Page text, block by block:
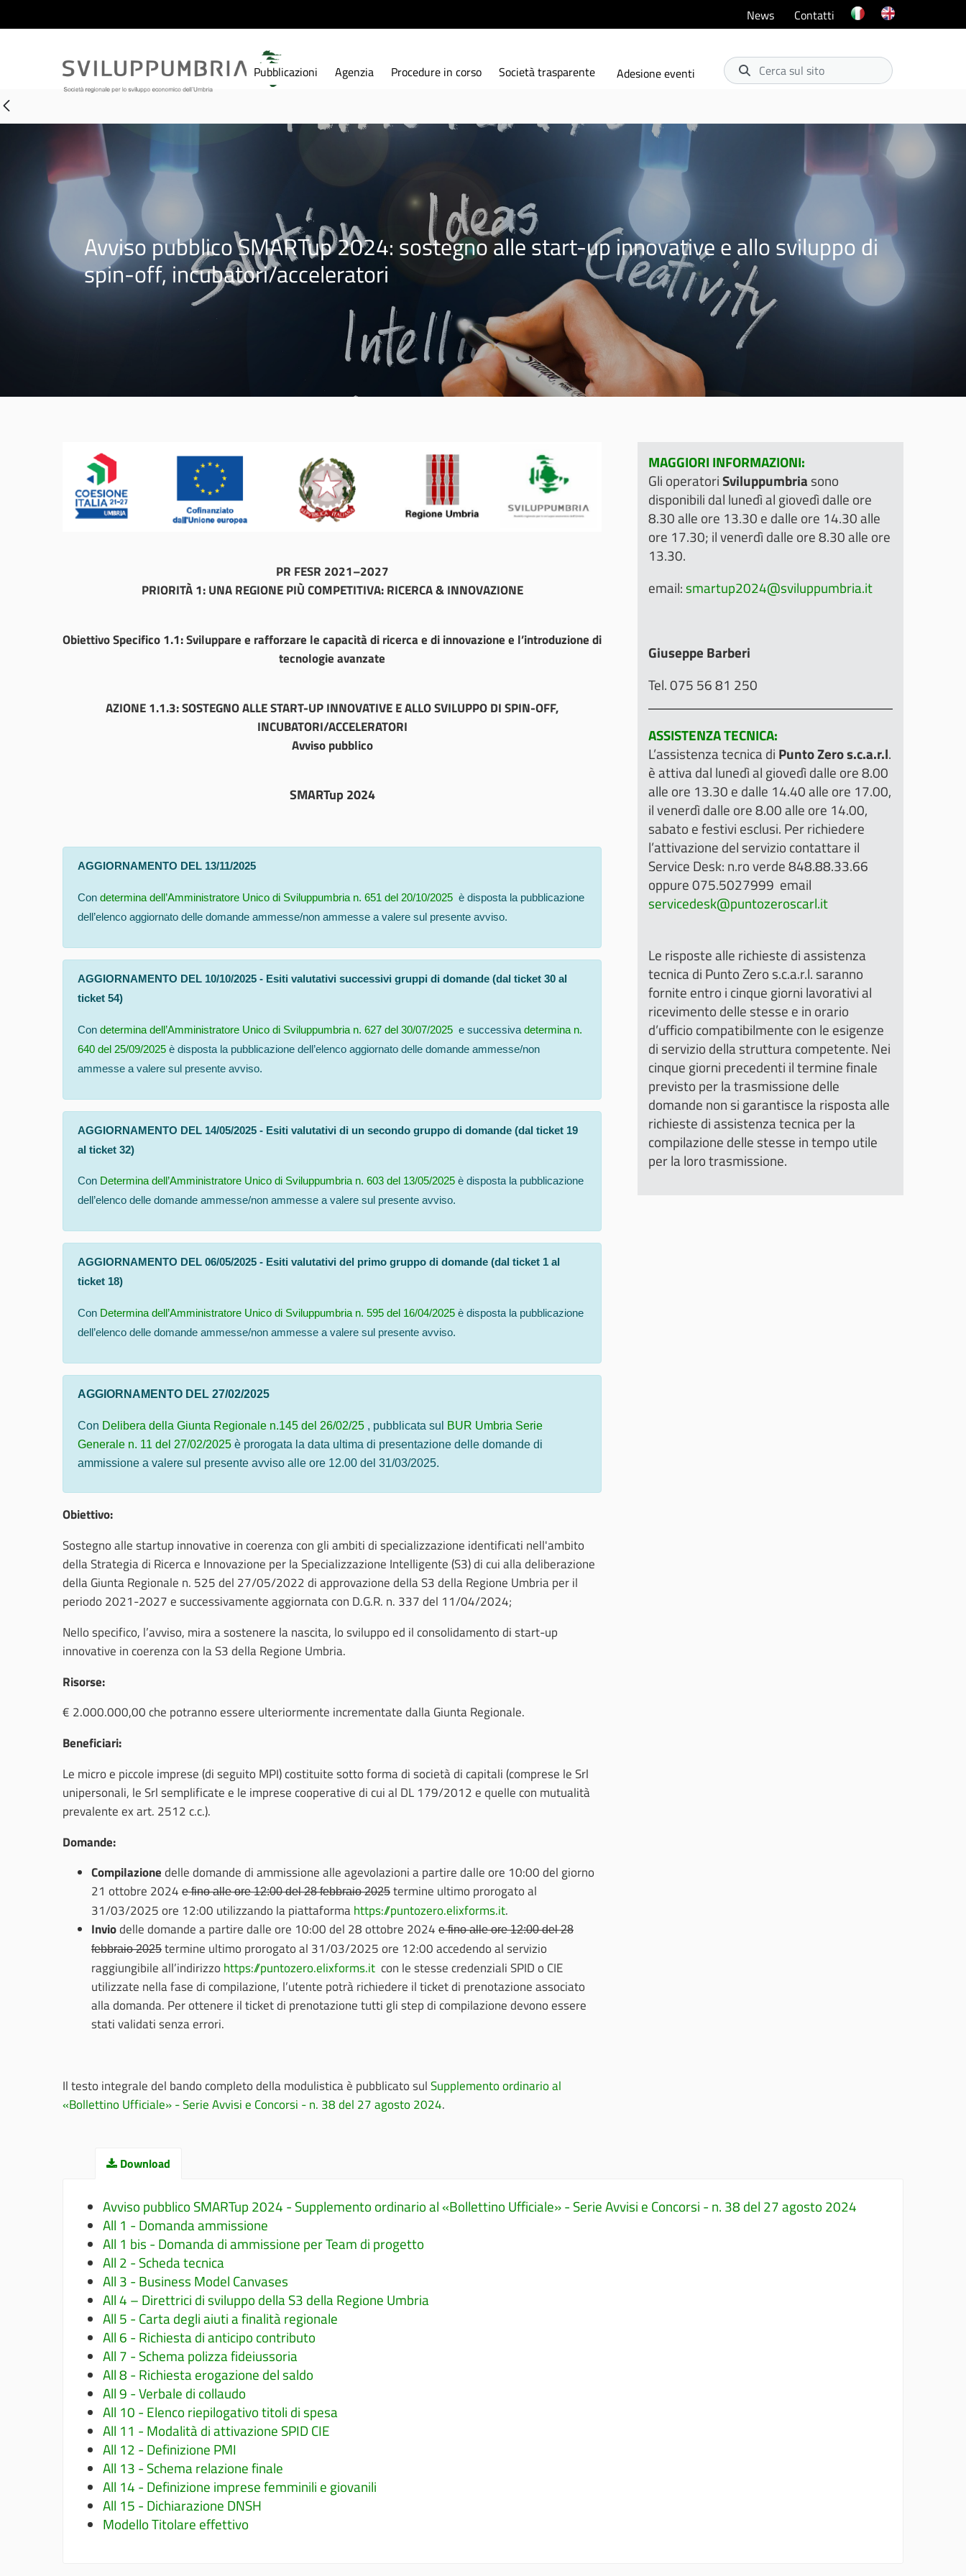
News Contatti
Cerca sul sito
Adesione eventi
Pubblicazioni Agenzia Procedure in corso Società trasparente
Avviso pubblico SMARTup 2024: sostegno alle start-up innovative e allo sviluppo di
spin-off, incubatori/acceleratori
PR FESR 2021–2027
PRIORITÀ 1: UNA REGIONE PIÙ COMPETITIVA: RICERCA & INNOVAZIONE
Obiettivo Specifico 1.1: Sviluppare e rafforzare le capacità di ricerca e di innovazione e l’introduzione di
tecnologie avanzate
AZIONE 1.1.3: SOSTEGNO ALLE START-UP INNOVATIVE E ALLO SVILUPPO DI SPIN-OFF,
INCUBATORI/ACCELERATORI
Avviso pubblico
SMARTup 2024
AGGIORNAMENTO DEL 13/11/2025
Con determina dell’Amministratore Unico di Sviluppumbria n. 651 del 20/10/2025 è disposta la pubblicazione
dell’elenco aggiornato delle domande ammesse/non ammesse a valere sul presente avviso.
AGGIORNAMENTO DEL 10/10/2025 - Esiti valutativi successivi gruppi di domande (dal ticket 30 al
ticket 54)
Con determina dell’Amministratore Unico di Sviluppumbria n. 627 del 30/07/2025 e successiva determina n.
640 del 25/09/2025 è disposta la pubblicazione dell’elenco aggiornato delle domande ammesse/non
ammesse a valere sul presente avviso.
AGGIORNAMENTO DEL 14/05/2025 - Esiti valutativi di un secondo gruppo di domande (dal ticket 19
al ticket 32)
Con Determina dell’Amministratore Unico di Sviluppumbria n. 603 del 13/05/2025 è disposta la pubblicazione
dell’elenco delle domande ammesse/non ammesse a valere sul presente avviso.
AGGIORNAMENTO DEL 06/05/2025 - Esiti valutativi del primo gruppo di domande (dal ticket 1 al
ticket 18)
Con Determina dell’Amministratore Unico di Sviluppumbria n. 595 del 16/04/2025 è disposta la pubblicazione
dell’elenco delle domande ammesse/non ammesse a valere sul presente avviso.
AGGIORNAMENTO DEL 27/02/2025
Con Delibera della Giunta Regionale n.145 del 26/02/25 , pubblicata sul
BUR Umbria Serie
Generale n. 11 del 27/02/2025 è prorogata la data ultima di presentazione delle domande di
ammissione a valere sul presente avviso alle ore 12.00 del 31/03/2025.​​​​​
Obiettivo:
Sostegno alle startup innovative in coerenza con gli ambiti di specializzazione identificati nell'ambito
della Strategia di Ricerca e Innovazione per la Specializzazione Intelligente (S3) di cui alla deliberazione
della Giunta Regionale n. 525 del 27/05/2022 di approvazione della S3 della Regione Umbria per il
periodo 2021-2027 e successivamente aggiornata con D.G.R. n. 337 del 11/04/2024;
Nello specifico, l’avviso, mira a sostenere la nascita, lo sviluppo ed il consolidamento di start-up
innovative in coerenza con la S3 della Regione Umbria.
Risorse:
€ 2.000.000,00 che potranno essere ulteriormente incrementate dalla Giunta Regionale.
Beneficiari:
Le micro e piccole imprese (di seguito MPI) costituite sotto forma di società di capitali (comprese le Srl
unipersonali, le Srl semplificate e le imprese cooperative di cui al DL 179/2012 e quelle con mutualità
prevalente ex art. 2512 c.c.).
Domande:
Compilazionedelle domande di ammissione alle agevolazioni a partire dalle ore 10:00 del giorno
21 ottobre 2024 e fino alle ore 12:00 del 28 febbraio 2025 termine ultimo prorogato al
31/03/2025 ore 12:00 utilizzando la piattaformahttps://puntozero.elixforms.it.
Inviodelle domande a partire dalle ore 10:00 del 28 ottobre 2024 e fino alle ore 12:00 del 28
febbraio 2025 termine ultimo prorogato al 31/03/2025 ore 12:00 accedendo al servizio
raggiungibile all’indirizzo https://puntozero.elixforms.it con le stesse credenziali SPID o CIE
utilizzate nella fase di compilazione, l’utente potrà richiedere il ticket di prenotazione associato
alla domanda. Per ottenere il ticket di prenotazione tutti gli step di compilazione devono essere
stati validati senza errori.
Il testo integrale del bando completo della modulistica è pubblicato sulSupplemento ordinario al
«Bollettino Ufficiale» - Serie Avvisi e Concorsi - n. 38 del 27 agosto 2024.
MAGGIORI INFORMAZIONI:
Gli operatoriSviluppumbria sono
disponibili dal lunedì al giovedì dalle ore
8.30 alle ore 13.30 e dalle ore 14.30 alle
ore 17.30; il venerdì dalle ore 8.30 alle ore
13.30.
email: smartup2024@sviluppumbria.it
Giuseppe Barberi
Tel. 075 56 81 250
ASSISTENZA TECNICA:
L’assistenza tecnica di Punto Zero s.c.a.r.l.
è attiva dal lunedì al giovedì dalle ore 8.00
alle ore 13.30 e dalle 14.40 alle ore 17.00,
il venerdì dalle ore 8.00 alle ore 14.00,
sabato e festivi esclusi. Per richiedere
l’attivazione del servizio contattare il
Service Desk: n.ro verde 848.88.33.66
oppure 075.5027999 email
servicedesk@puntozeroscarl.it
Le risposte alle richieste di assistenza
tecnica di Punto Zero s.c.a.r.l. saranno
fornite entro i cinque giorni lavorativi al
ricevimento delle stesse e in orario
d’ufficio compatibilmente con le esigenze
di servizio della struttura competente. Nei
cinque giorni precedenti il termine finale
previsto per la trasmissione delle
domande non si garantisce la risposta alle
richieste di assistenza tecnica per la
compilazione delle stesse in tempo utile
per la loro trasmissione.
Download
Avviso pubblico SMARTup 2024 - Supplemento ordinario al «Bollettino Ufficiale» - Serie Avvisi e Concorsi - n. 38 del 27 agosto 2024
All 1 - Domanda ammissione
All 1 bis - Domanda di ammissione per Team di progetto
All 2 - Scheda tecnica
All 3 - Business Model Canvases
All 4 – Direttrici di sviluppo della S3 della Regione Umbria
All 5 - Carta degli aiuti a finalità regionale
All 6 - Richiesta di anticipo contributo
All 7 - Schema polizza fideiussoria
All 8 - Richiesta erogazione del saldo
All 9 - Verbale di collaudo
All 10 - Elenco riepilogativo titoli di spesa
All 11 - Modalità di attivazione SPID CIE
All 12 - Definizione PMI
All 13 - Schema relazione finale
All 14 - Definizione imprese femminili e giovanili
All 15 - Dichiarazione DNSH
Modello Titolare effettivo